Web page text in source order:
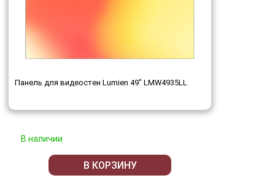
Панель для видеостен Lumien 49" LMW4935LL
В наличии
В КОРЗИНУ